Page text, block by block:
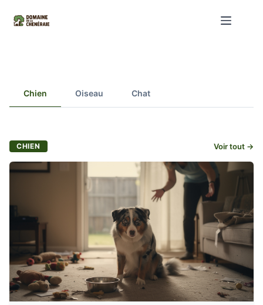
contenu
Chien Oiseau Chat
CHIEN Voir tout →